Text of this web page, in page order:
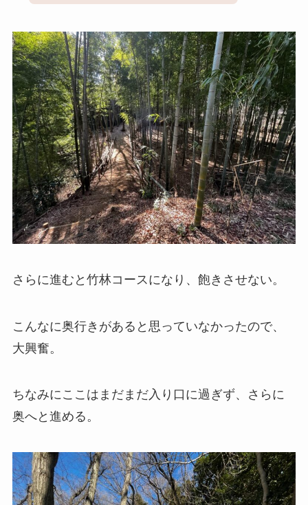
さらに進むと竹林コースになり、飽きさせない。
こんなに奥行きがあると思っていなかったので、
大興奮。
ちなみにここはまだまだ入り口に過ぎず、さらに
奥へと進める。